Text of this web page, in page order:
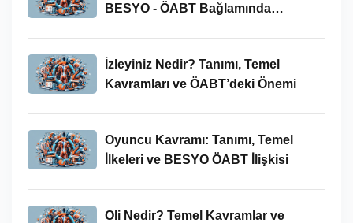
BESYO - ÖABT Bağlamında
İzleyiniz Nedir? Tanımı, Temel
Kavramları ve ÖABT’deki Önemi
Oyuncu Kavramı: Tanımı, Temel
İlkeleri ve BESYO ÖABT İlişkisi
Oli Nedir? Temel Kavramlar ve